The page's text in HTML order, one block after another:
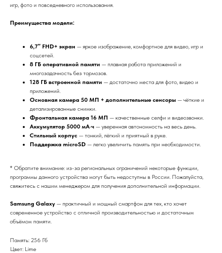
игр, фото и повседневного использования.
Преимущества модели:
6,7″ FHD+ экран — яркое изображение, комфортное для видео, игр и
соцсетей.
8 ГБ оперативной памяти — плавная работа приложений и
многозадачность без тормозов.
128 ГБ встроенной памяти — достаточно места для фото, видео и
приложений.
Основная камера 50 МП + дополнительные сенсоры — чёткие и
детализированные снимки.
Фронтальная камера 16 МП — качественные селфи и видеозвонки.
Аккумулятор 5000 мА·ч — уверенная автономность на весь день.
Стильный корпус — тонкий, лёгкий и приятный в руке.
Поддержка microSD — легко увеличить память при необходимости.
* Обратите внимание: из-за региональных ограничений некоторые функции,
программы данного устройства могут быть недоступны в России. Пожалуйста,
свяжитесь с нашим менеджером для получения дополнительной информации.
Samsung Galaxy — практичный и мощный смартфон для тех, кто хочет
современное устройство с отличной производительностью и достаточным
объёмом памяти.
Память: 256 Гб
Цвет: Lime